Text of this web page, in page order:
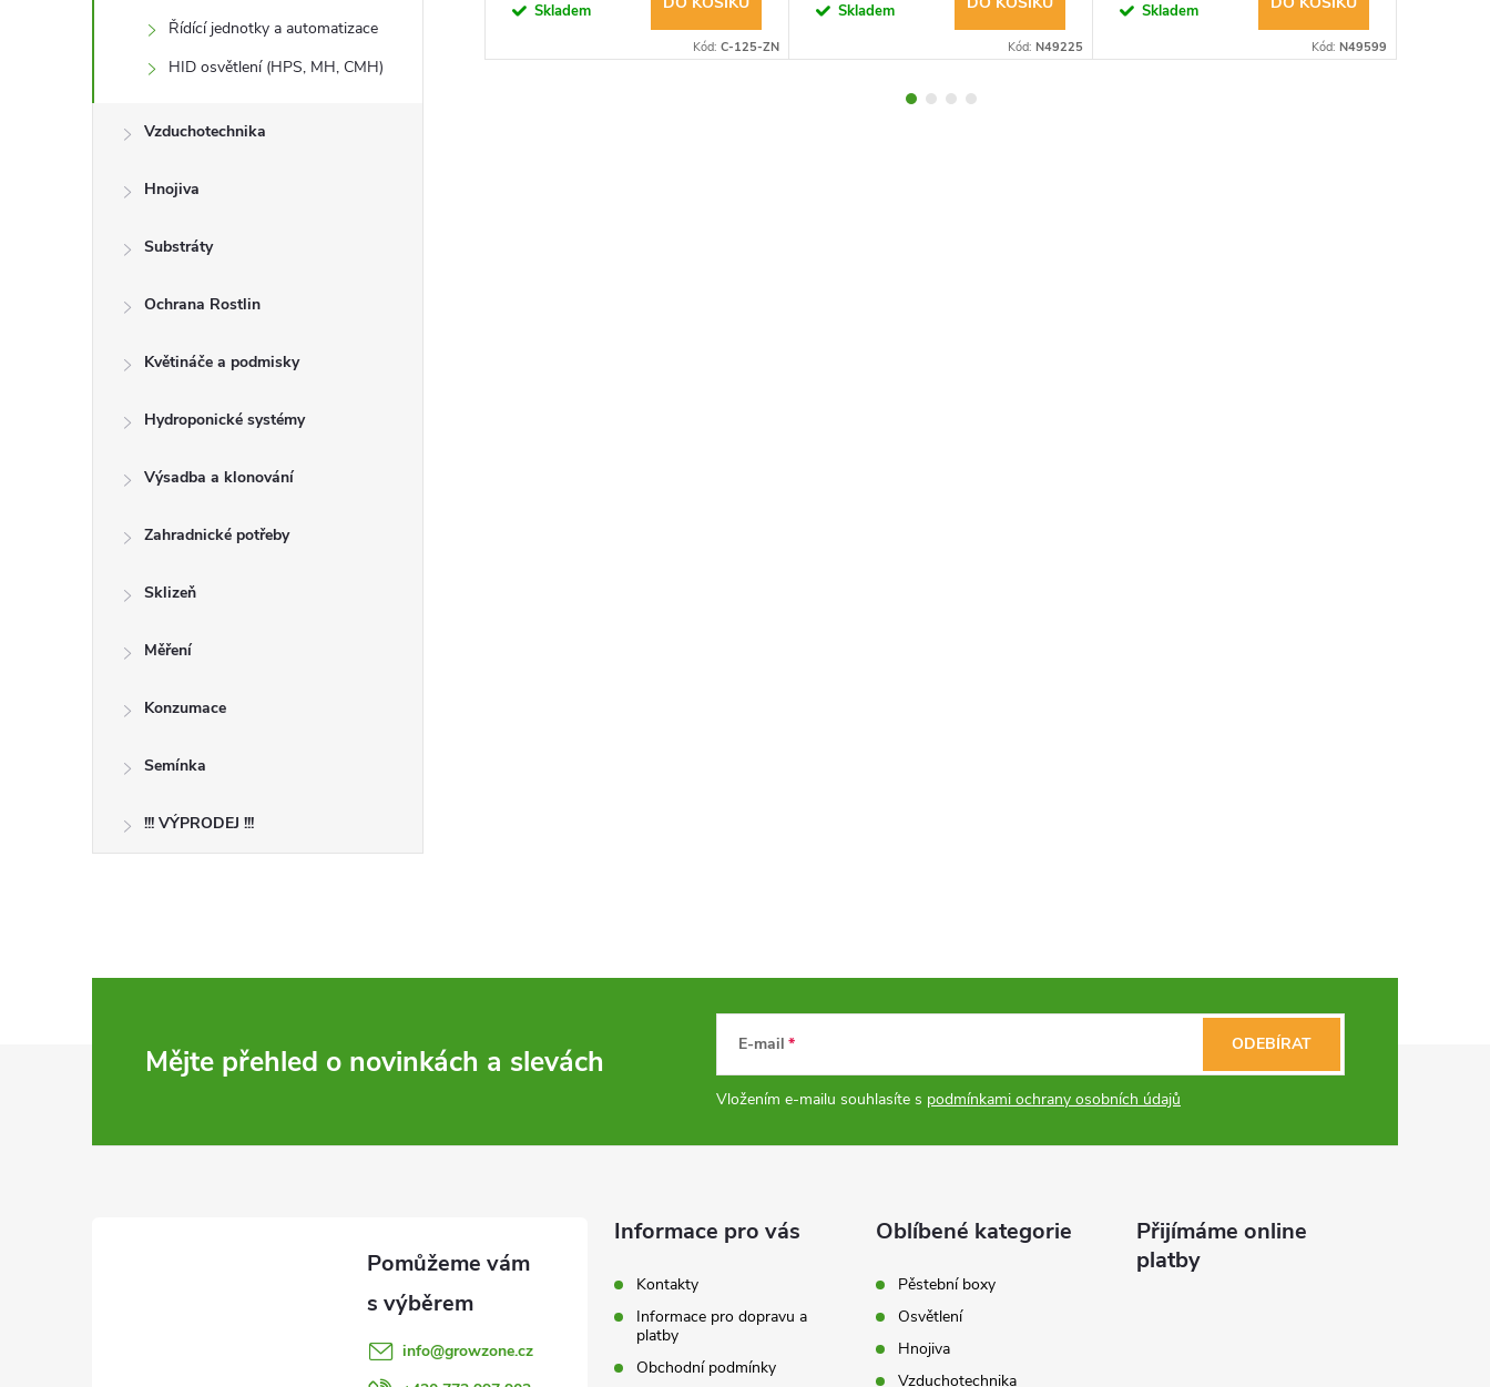
Řídící jednotky a automatizace
HID osvětlení (HPS, MH, CMH)
Vzduchotechnika
Hnojiva
Substráty
Ochrana Rostlin
Květináče a podmisky
Hydroponické systémy
Výsadba a klonování
Zahradnické potřeby
Sklizeň
Měření
Konzumace
Semínka
!!! VÝPRODEJ !!!
Skladem
Kód: C-125-ZN
Skladem
Kód: N49225
Skladem
Kód: N49599
Mějte přehled o novinkách a slevách E-mail
Vložením e-mailu souhlasíte s podmínkami ochrany osobních údajů
ODEBÍRAT
info@growzone.cz
Informace pro vás
Kontakty
Informace pro dopravu a
platby
Obchodní podmínky
Oblíbené kategorie
Pěstební boxy
Osvětlení
Hnojiva
Vzduchotechnika
Přijímáme online
platby